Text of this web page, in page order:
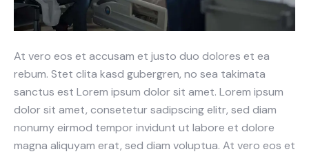
At vero eos et accusam et justo duo dolores et ea
rebum. Stet clita kasd gubergren, no sea takimata
sanctus est Lorem ipsum dolor sit amet. Lorem ipsum
dolor sit amet, consetetur sadipscing elitr, sed diam
nonumy eirmod tempor invidunt ut labore et dolore
magna aliquyam erat, sed diam voluptua. At vero eos et